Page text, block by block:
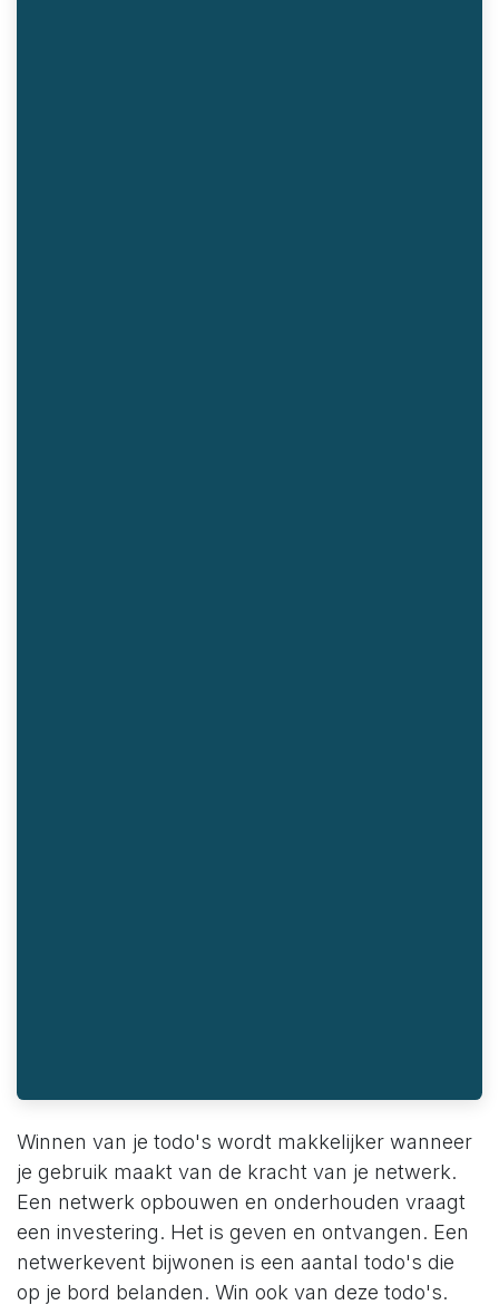
Winnen van je todo's wordt makkelijker wanneer
je gebruik maakt van de kracht van je netwerk.
Een netwerk opbouwen en onderhouden vraagt
een investering. Het is geven en ontvangen. Een
netwerkevent bijwonen is een aantal todo's die
op je bord belanden. Win ook van deze todo's.